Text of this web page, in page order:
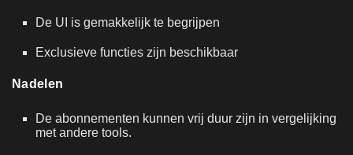
De UI is gemakkelijk te begrijpen
Exclusieve functies zijn beschikbaar
Nadelen
De abonnementen kunnen vrij duur zijn in vergelijking
met andere tools.